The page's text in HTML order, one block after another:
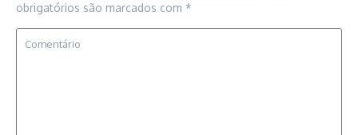
obrigatórios são marcados com *